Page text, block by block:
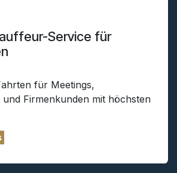
Service für
für Meetings,
und Firmenkunden mit höchsten